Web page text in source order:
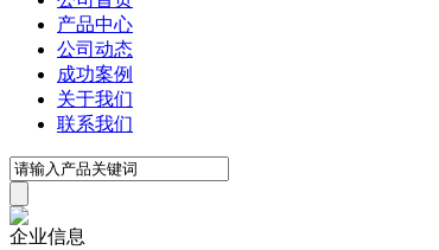
产品中心
公司动态
成功案例
关于我们
联系我们
企业信息